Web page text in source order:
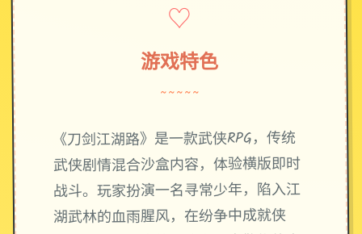
♡
游戏特色
~~~~~
《刀剑江湖路》是一款武侠RPG，传统
武侠剧情混合沙盒内容，体验横版即时
战斗。玩家扮演一名寻常少年，陷入江
湖武林的血雨腥风，在纷争中成就侠